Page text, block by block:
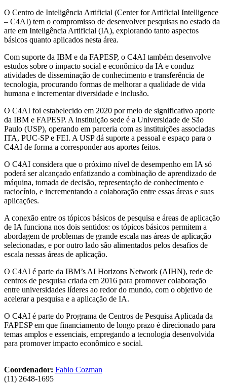
O Centro de Inteligência Artificial (Center for Artificial Intelligence
– C4AI) tem o compromisso de desenvolver pesquisas no estado da
arte em Inteligência Artificial (IA), explorando tanto aspectos
básicos quanto aplicados nesta área.
Com suporte da IBM e da FAPESP, o C4AI também desenvolve
estudos sobre o impacto social e econômico da IA e conduz
atividades de disseminação de conhecimento e transferência de
tecnologia, procurando formas de melhorar a qualidade de vida
humana e incrementar diversidade e inclusão.
O C4AI foi estabelecido em 2020 por meio de significativo aporte
da IBM e FAPESP. A instituição sede é a Universidade de São
Paulo (USP), operando em parceria com as instituições associadas
ITA, PUC-SP e FEI. A USP dá suporte a pessoal e espaço para o
C4AI de forma a corresponder aos aportes feitos.
O C4AI considera que o próximo nível de desempenho em IA só
poderá ser alcançado enfatizando a combinação de aprendizado de
máquina, tomada de decisão, representação de conhecimento e
raciocínio, e incrementando a colaboração entre essas áreas e suas
aplicações.
A conexão entre os tópicos básicos de pesquisa e áreas de aplicação
de IA funciona nos dois sentidos: os tópicos básicos permitem a
abordagem de problemas de grande escala nas áreas de aplicação
selecionadas, e por outro lado são alimentados pelos desafios de
escala nessas áreas de aplicação.
O C4AI é parte da IBM’s AI Horizons Network (AIHN), rede de
centros de pesquisa criada em 2016 para promover colaboração
entre universidades líderes ao redor do mundo, com o objetivo de
acelerar a pesquisa e a aplicação de IA.
O C4AI é parte do Programa de Centros de Pesquisa Aplicada da
FAPESP em que financiamento de longo prazo é direcionado para
temas amplos e essenciais, empregando a tecnologia desenvolvida
para promover impacto econômico e social.
Coordenador: Fabio Cozman
(11) 2648-1695